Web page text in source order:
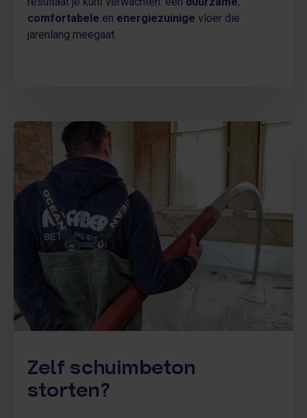
comfortabele en energiezuinige vloer die
jarenlang meegaat.
Zelf schuimbeton
storten?